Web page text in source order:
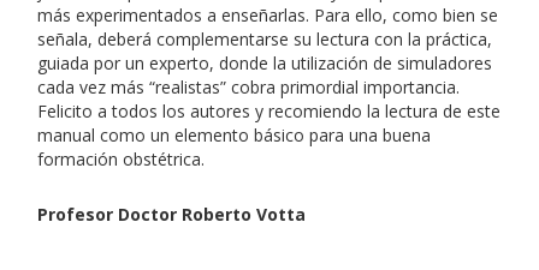
más experimentados a enseñarlas. Para ello, como bien se
señala, deberá complementarse su lectura con la práctica,
guiada por un experto, donde la utilización de simuladores
cada vez más “realistas” cobra primordial importancia.
Felicito a todos los autores y recomiendo la lectura de este
manual como un elemento básico para una buena
formación obstétrica.
Profesor Doctor Roberto Votta